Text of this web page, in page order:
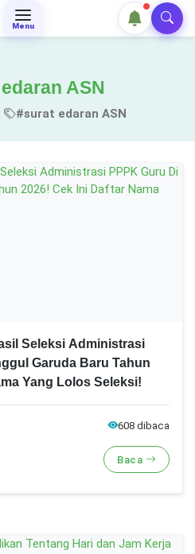
Menu
ASN
#surat edaran ASN
Seleksi Administrasi
Garuda Baru Tahun
Yang Lolos Seleksi!
608 dibaca
Baca